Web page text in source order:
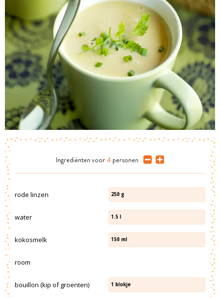
Ingrediënten voor 4 personen
rode linzen 250 g
water 1.5 l
kokosmelk 150 ml
room
bouillon (kip of groenten) 1 blokje